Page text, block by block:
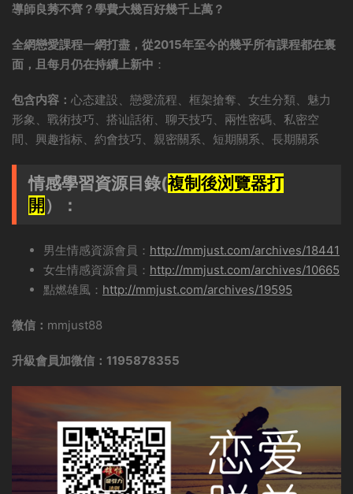
導師良莠不齊？學費大幾百好幾千上萬？
全網戀愛課程一網打盡，從2015年至今的幾乎所有課程都在裏
面，且每月仍在持續上新中 ：
包含内容： 心态建設、戀愛流程、框架搶奪、女生分類、魅力
形象、戰術技巧、搭讪話術、聊天技巧、兩性密碼、私密空
間、興趣指标、約會技巧、親密關系、短期關系、長期關系
情感學習資源目錄(複制後浏覽器打
開 ）：
男生情感資源會員： http://mmjust.com/archives/18441
女生情感資源會員： http://mmjust.com/archives/10665
點燃雄風： http://mmjust.com/archives/19595
微信： mmjust88
升級會員加微信：1195878355